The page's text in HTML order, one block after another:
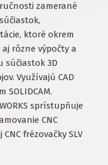
zamerané
ktoré okrem
rôzne výpočty a
súčiastok 3D
Využívajú CAD
SOLIDCAM.
sprístupňuje
CNC
frézovačky SLV